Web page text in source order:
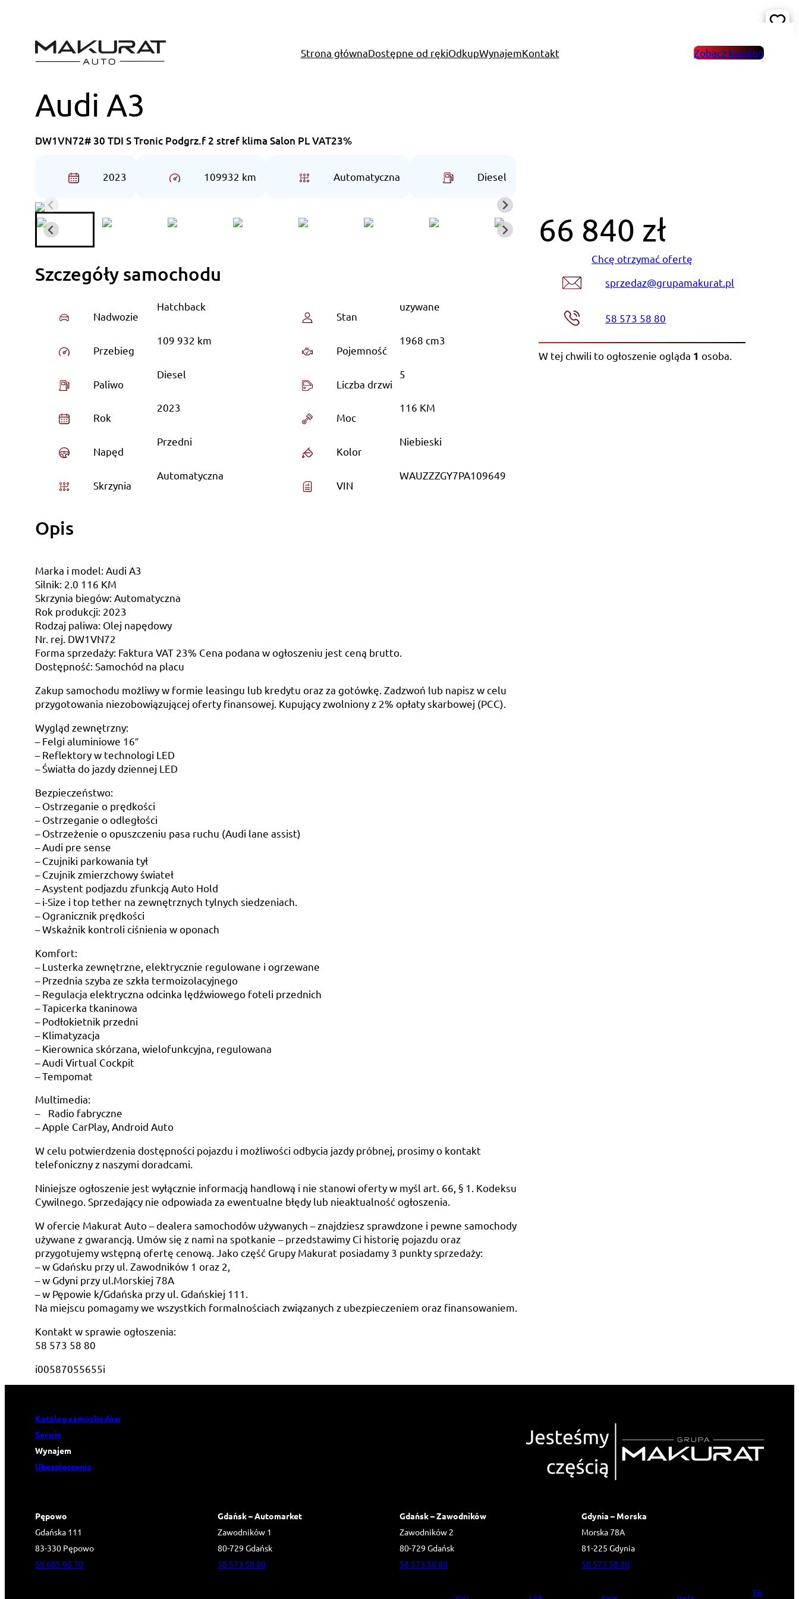
Strona głównaDostępne od rękiOdkupWynajemKontakt Zobacz katalog
Audi A3
DW1VN72# 30 TDI S Tronic Podgrz.f 2 stref klima Salon PL VAT23%
2023 109932 km Automatyczna Diesel
Szczegóły samochodu
Nadwozie
Hatchback
Przebieg
109 932 km
Paliwo
Diesel
Rok
2023
Napęd
Przedni
Skrzynia
Automatyczna
Stan
uzywane
Pojemność
1968 cm3
Liczba drzwi
5
Moc
116 KM
Kolor
Niebieski
VIN
WAUZZZGY7PA109649
Opis
Marka i model: Audi A3
Silnik: 2.0 116 KM
Skrzynia biegów: Automatyczna
Rok produkcji: 2023
Rodzaj paliwa: Olej napędowy
Nr. rej. DW1VN72
Forma sprzedaży: Faktura VAT 23% Cena podana w ogłoszeniu jest ceną brutto.
Dostępność: Samochód na placu
Zakup samochodu możliwy w formie leasingu lub kredytu oraz za gotówkę. Zadzwoń lub napisz w celu
przygotowania niezobowiązującej oferty finansowej. Kupujący zwolniony z 2% opłaty skarbowej (PCC).
Wygląd zewnętrzny:
– Felgi aluminiowe 16″
– Reflektory w technologi LED
– Światła do jazdy dziennej LED
Bezpieczeństwo:
– Ostrzeganie o prędkości
– Ostrzeganie o odległości
– Ostrzeżenie o opuszczeniu pasa ruchu (Audi lane assist)
– Audi pre sense
– Czujniki parkowania tył
– Czujnik zmierzchowy świateł
– Asystent podjazdu zfunkcją Auto Hold
– i-Size i top tether na zewnętrznych tylnych siedzeniach.
– Ogranicznik prędkości
– Wskaźnik kontroli ciśnienia w oponach
Komfort:
– Lusterka zewnętrzne, elektrycznie regulowane i ogrzewane
– Przednia szyba ze szkła termoizolacyjnego
– Regulacja elektryczna odcinka lędźwiowego foteli przednich
– Tapicerka tkaninowa
– Podłokietnik przedni
– Klimatyzacja
– Kierownica skórzana, wielofunkcyjna, regulowana
– Audi Virtual Cockpit
– Tempomat
Multimedia:
– Radio fabryczne
– Apple CarPlay, Android Auto
W celu potwierdzenia dostępności pojazdu i możliwości odbycia jazdy próbnej, prosimy o kontakt
telefoniczny z naszymi doradcami.
Niniejsze ogłoszenie jest wyłącznie informacją handlową i nie stanowi oferty w myśl art. 66, § 1. Kodeksu
Cywilnego. Sprzedający nie odpowiada za ewentualne błędy lub nieaktualność ogłoszenia.
W ofercie Makurat Auto – dealera samochodów używanych – znajdziesz sprawdzone i pewne samochody
używane z gwarancją. Umów się z nami na spotkanie – przedstawimy Ci historię pojazdu oraz
przygotujemy wstępną ofertę cenową. Jako część Grupy Makurat posiadamy 3 punkty sprzedaży:
– w Gdańsku przy ul. Zawodników 1 oraz 2,
– w Gdyni przy ul.Morskiej 78A
– w Pępowie k/Gdańska przy ul. Gdańskiej 111.
Na miejscu pomagamy we wszystkich formalnościach związanych z ubezpieczeniem oraz finansowaniem.
Kontakt w sprawie ogłoszenia:
58 573 58 80
i00587055655i
66 840 zł
Chcę otrzymać ofertę
sprzedaz@grupamakurat.pl
58 573 58 80
W tej chwili to ogłoszenie ogląda 1 osoba
Katalog samochodów
Serwis
Wynajem
Ubezpieczenia
Pępowo
Gdańska 111
83-330 Pępowo
58 685 95 70
Gdańsk – Automarket
Zawodników 1
80-729 Gdańsk
58 573 58 80
Gdańsk – Zawodników
Zawodników 2
80-729 Gdańsk
58 573 58 80
Gdynia – Morska
Morska 78A
81-225 Gdynia
58 573 58 80
Tik